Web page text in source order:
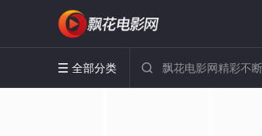
 全部分类 